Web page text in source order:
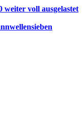
weiter voll ausgelastet